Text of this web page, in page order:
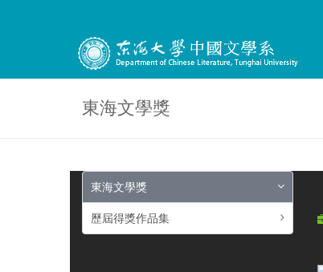
東海文學獎
東海文學獎
歷屆得獎作品集